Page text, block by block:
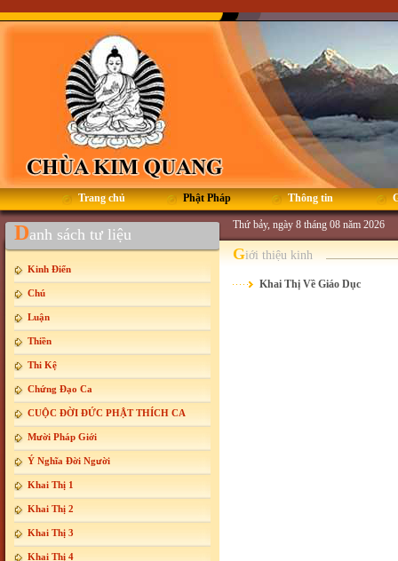
Trang chủ Phật Pháp Thông tin
Danh sách tư liệu
Kinh Điển
Chú
Luận
Thiền
Thi Kệ
Chứng Đạo Ca
CUỘC ĐỜI ĐỨC PHẬT THÍCH CA
Mười Pháp Giới
Ý Nghĩa Đời Người
Khai Thị 1
Khai Thị 2
Khai Thị 3
Khai Thị 4
Thứ bảy, ngày 8 tháng 08 năm 2026
Giới thiệu kinh
Khai Thị Về Giáo Dục